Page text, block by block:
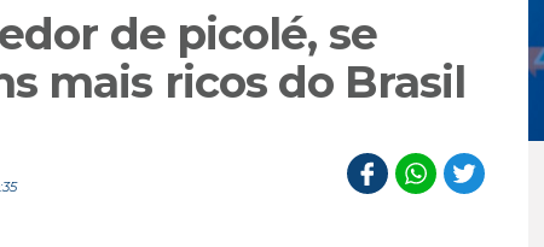
de picolé, se
mais ricos do Brasil